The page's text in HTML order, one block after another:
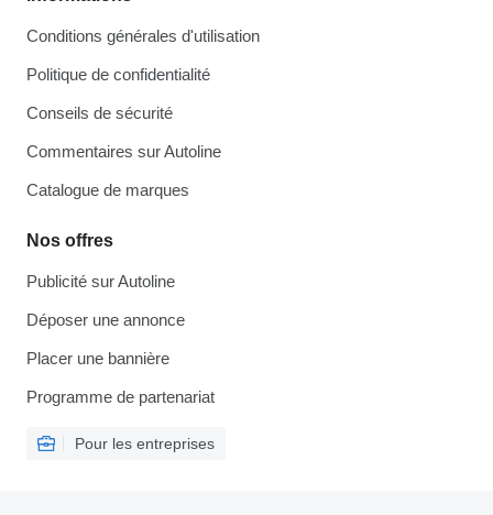
Conditions générales d'utilisation
Politique de confidentialité
Conseils de sécurité
Commentaires sur Autoline
Catalogue de marques
Nos offres
Publicité sur Autoline
Déposer une annonce
Placer une bannière
Programme de partenariat
Pour les entreprises